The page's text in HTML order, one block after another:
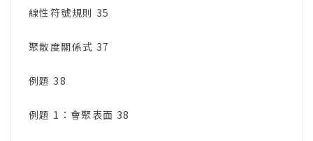
線性符號規則 35
聚散度關係式 37
例題 38
例題 1：會聚表面 38